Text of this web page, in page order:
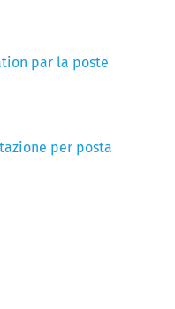
par la poste
per posta